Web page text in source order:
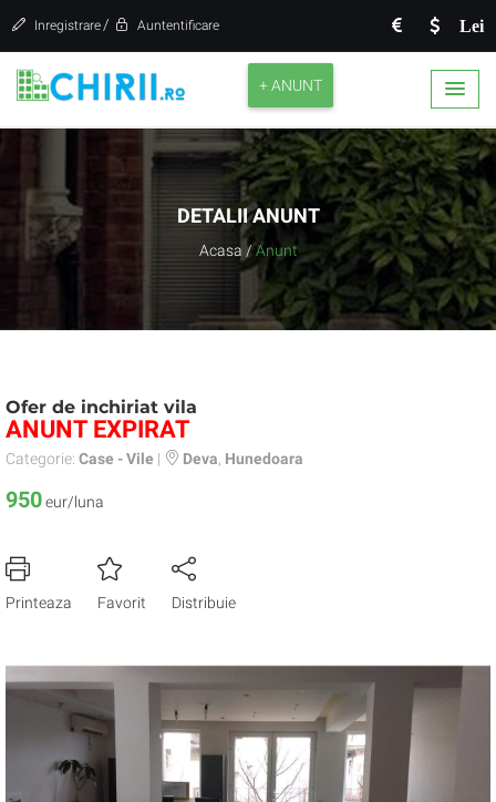
Lei
Inregistrare / Auntentificare
+ ANUNT
DETALII ANUNT
Acasa / Anunt
Ofer de inchiriat vila
ANUNT EXPIRAT
Categorie: Case - Vile | Deva Hunedoara
950eur/luna
Printeaza Favorit Distribuie